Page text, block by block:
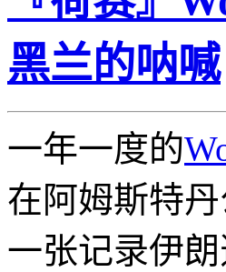
黑兰的呐喊
一年一度的
在阿姆斯特
一张记录伊